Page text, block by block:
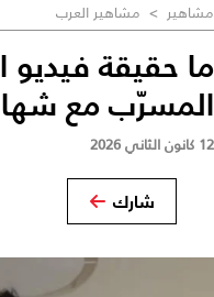
مشاهير > مشاهير العرب
ما حقيقة فيديو
المسرّب مع
12 كانون الثاني 2026
شارك